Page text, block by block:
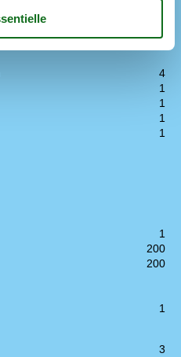
4
1
1
1
1
1
200
200
1
3